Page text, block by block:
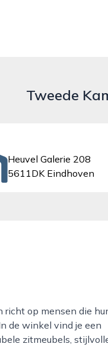
Tweede
Heuvel Galerie 208
5611DK Eindhoven
de winkel vind je een
zitmeubels,